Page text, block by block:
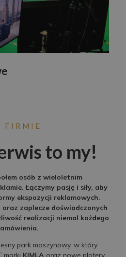
FIRMIE
to my!
osób z wieloletnim
Łączymy pasję i siły, aby
ekspozycji reklamowych.
zaplecze doświadczonych
realizacji niemal każdego
park maszynowy, w który
marki KIMLA oraz nowe plotery